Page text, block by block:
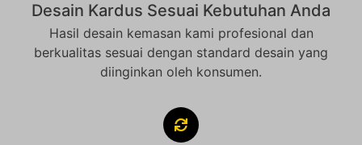
Desain Kardus Sesuai Kebutuhan Anda
Hasil desain kemasan kami profesional dan
berkualitas sesuai dengan standard desain yang
diinginkan oleh konsumen.